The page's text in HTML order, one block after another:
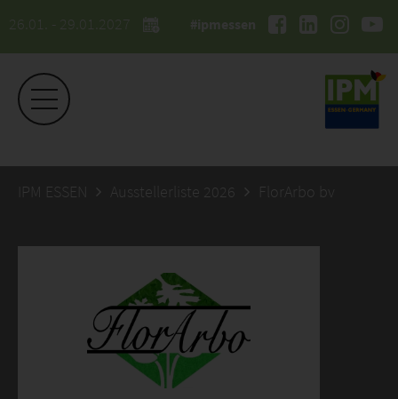
26.01. - 29.01.2027 #ipmessen
IPM ESSEN Ausstellerliste 2026 FlorArbo bv